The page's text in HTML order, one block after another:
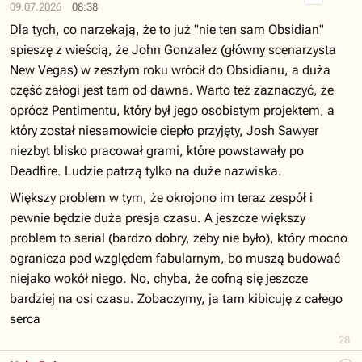
09.07.2026 08:38
28
Dla tych, co narzekają, że to już "nie ten sam Obsidian"
spieszę z wieścią, że John Gonzalez (główny scenarzysta
New Vegas) w zeszłym roku wrócił do Obsidianu, a duża
część załogi jest tam od dawna. Warto też zaznaczyć, że
oprócz Pentimentu, który był jego osobistym projektem, a
który został niesamowicie ciepło przyjęty, Josh Sawyer
niezbyt blisko pracował grami, które powstawały po
Deadfire. Ludzie patrzą tylko na duże nazwiska.
Większy problem w tym, że okrojono im teraz zespół i
pewnie będzie duża presja czasu. A jeszcze większy
problem to serial (bardzo dobry, żeby nie było), który mocno
ogranicza pod względem fabularnym, bo muszą budować
niejako wokół niego. No, chyba, że cofną się jeszcze
bardziej na osi czasu. Zobaczymy, ja tam kibicuję z całego
serca